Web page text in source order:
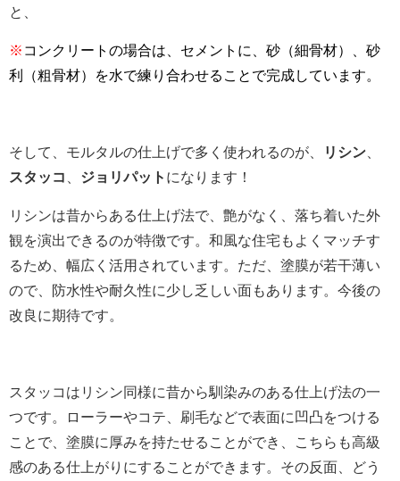
と、
※ コンクリートの場合は、セメントに、砂（細骨材）、砂
利（粗骨材）を水で練り合わせることで完成しています。
そして、モルタルの仕上げで多く使われるのが、 リシン
スタッコ
ジョリパット になります！
リシンは昔からある仕上げ法で、艶がなく、落ち着いた外
観を演出できるのが特徴です。和風な住宅もよくマッチす
るため、幅広く活用されています。ただ、塗膜が若干薄い
ので、防水性や耐久性に少し乏しい面もあります。今後の
改良に期待です。
スタッコはリシン同様に昔から馴染みのある仕上げ法の一
つです。
ローラーやコテ、刷毛などで表面に凹凸をつける
ことで、塗膜に厚みを持たせることができ、こちらも高級
感のある仕上がりにすることができます。その反面、どう